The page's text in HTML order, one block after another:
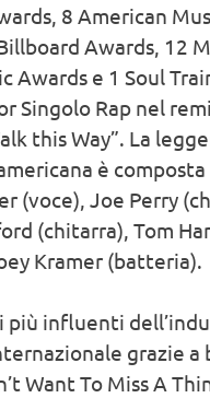
8 American
Awards, 12
Awards e 1 Soul
Singolo Rap nel
this Way”. La
è composta
(voce), Joe Perry
(chitarra), Tom
Kramer (batteria).
più influenti
grazie a
Want To Miss A